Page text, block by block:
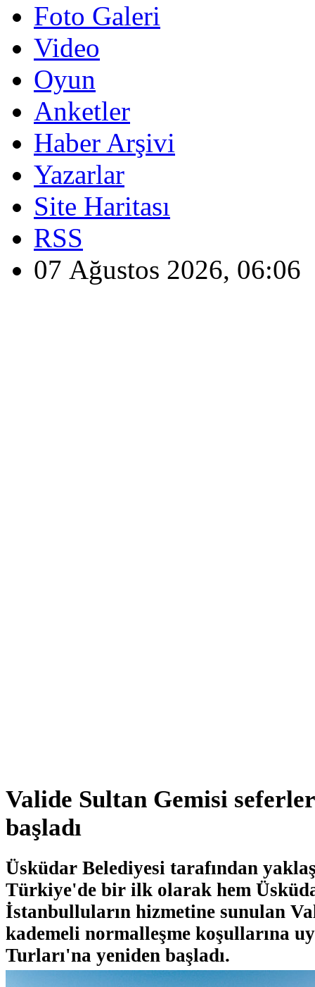
Foto Galeri
Video
Oyun
Anketler
Haber Arşivi
Yazarlar
Site Haritası
RSS
07 Ağustos 2026, 06:06
Valide Sultan Gemisi
başladı
Üsküdar Belediyesi tarafından
Türkiye'de bir ilk olarak hem
İstanbulluların hizmetine sunulan
kademeli normalleşme koşullarına
Turları'na yeniden başladı.